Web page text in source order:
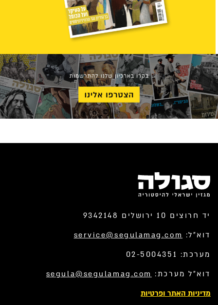
יד חרוצים 10 ירושלים 9342148
דוא”ל: service@segulamag.com
מערכת: 02-5004351
דוא”ל מערכת: segula@segulamag.com
מדיניות האתר ופרטיות